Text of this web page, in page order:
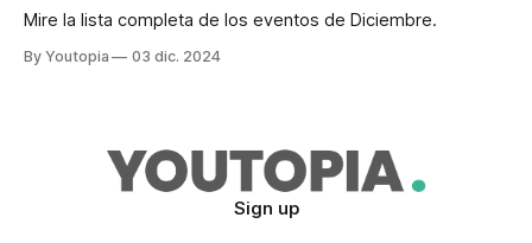
Mire la lista completa de los eventos de Diciembre.
By Youtopia 03 dic. 2024
Sign up